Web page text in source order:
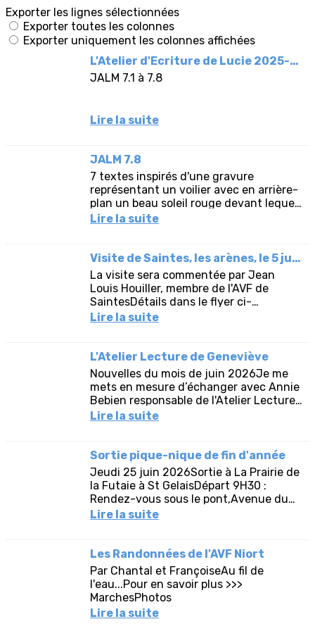
Exporter les lignes sélectionnées
Exporter toutes les colonnes
Exporter uniquement les colonnes affichées
L'Atelier d'Ecriture de Lucie 2025-2026
JALM 7.1 à 7.8
Lire la suite
JALM 7.8
7 textes inspirés d'une gravure
représentant un voilier avec en arrière-
plan un beau soleil rouge devant lequel
on aperçoit, en ombre chinoise, un
Lire la suite
Visite de Saintes, les arènes, le 5 juin 2026.
La visite sera commentée par Jean
Louis Houiller, membre de l'AVF de
SaintesDétails dans le flyer ci-
dessousLe CR va suivre...
Lire la suite
L'Atelier Lecture de Geneviève
Nouvelles du mois de juin 2026Je me
mets en mesure d’échanger avec Annie
Bebien responsable de l'Atelier Lecture
de l'AVF de Parthenay pour mutualiser
Lire la suite
Sortie pique-nique de fin d'année
Jeudi 25 juin 2026Sortie à La Prairie de
la Futaie à St GelaisDépart 9H30 :
Rendez-vous sous le pont,Avenue du
Maréchal de Lattre de Tassigny 79000
Lire la suite
Les Randonnées de l'AVF Niort
Par Chantal et FrançoiseAu fil de
l'eau...Pour en savoir plus >>>
MarchesPhotos
Lire la suite